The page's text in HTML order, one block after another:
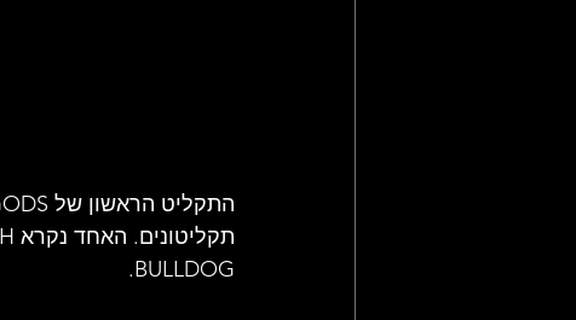
תקליטונים. האחד נקרא BABY'S RICH והשני היה ביצוע מ
BULLDOG.